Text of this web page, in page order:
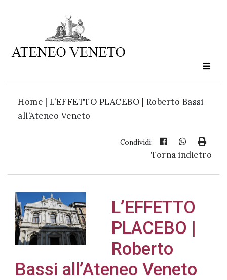
Home | L’EFFETTO PLACEBO | Roberto Bassi
all’Ateneo Veneto
Condividi:
Torna indietro
L’EFFETTO
PLACEBO |
Roberto
Bassi all’Ateneo Veneto
Ateneo
è
cultura